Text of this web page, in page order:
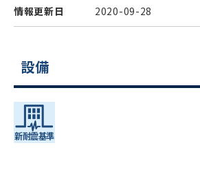
情報更新日 2020-09-28
設備